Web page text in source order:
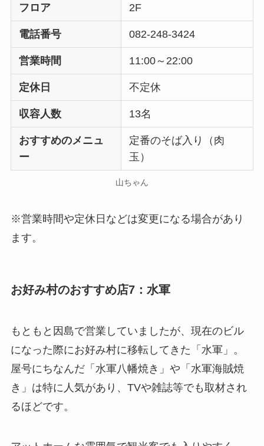
フロア 2F
電話番号 082-248-3424
営業時間 11:00～22:00
定休日 不定休
収容人数 13名
おすすめのメニュ
ー
定番のそば入り（肉
玉）
山ちゃん
※営業時間や定休日などは変更になる場合があり
ます。
お好み村のおすすめ店7：水軍
もともと因島で営業していましたが、現在のビル
になった際にお好み村に移転してきた「水軍」。
屋号にちなんだ「水軍八幡焼き」や「水軍海賊焼
き」は特に人気があり、TVや雑誌等でも取材され
るほどです。